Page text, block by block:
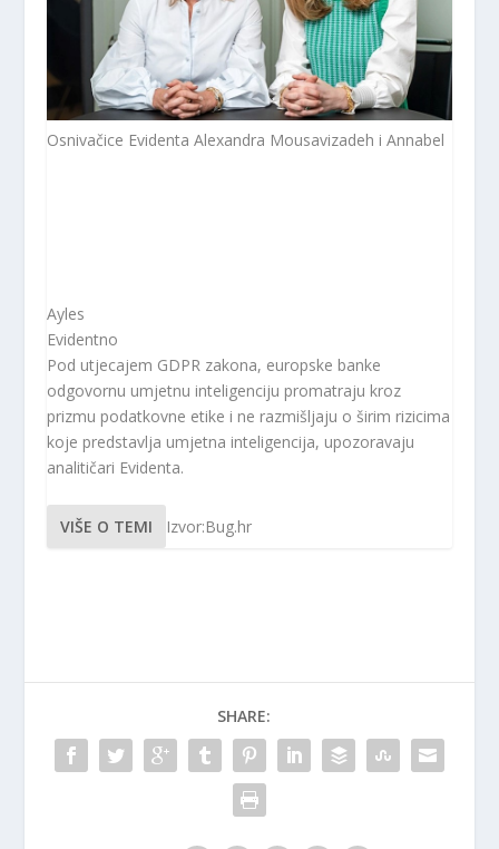
Osnivačice Evidenta Alexandra Mousavizadeh i Annabel
Ayles
Evidentno
Pod utjecajem GDPR zakona, europske banke
odgovornu umjetnu inteligenciju promatraju kroz
prizmu podatkovne etike i ne razmišljaju o širim rizicima
koje predstavlja umjetna inteligencija, upozoravaju
analitičari Evidenta.
VIŠE O TEMI Izvor:Bug.hr
SHARE: